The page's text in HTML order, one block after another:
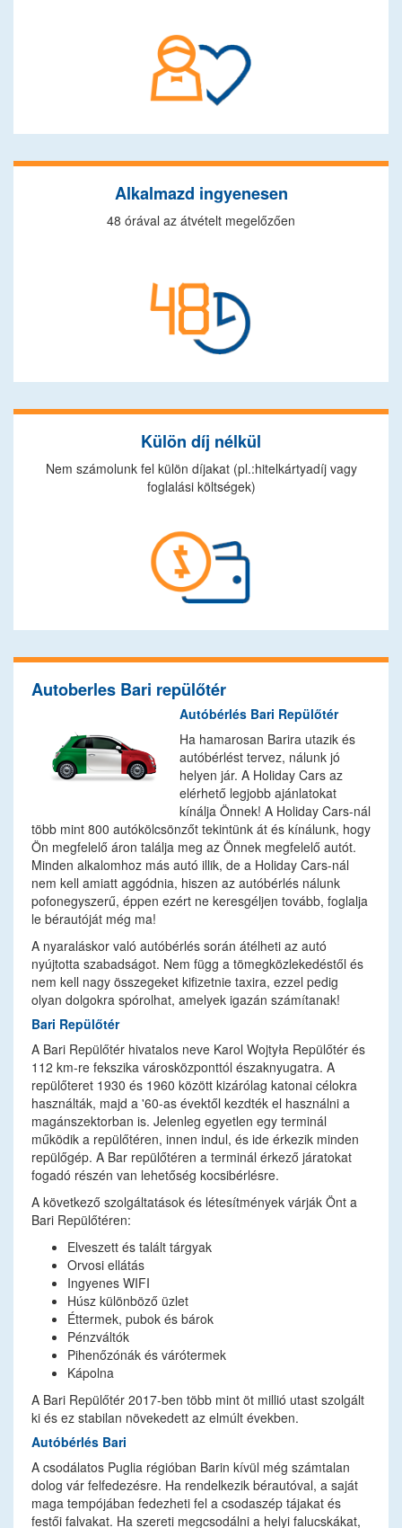
Alkalmazd ingyenesen
48 órával az átvételt megelőzően
Külön díj nélkül
Nem számolunk fel külön díjakat (pl.:hitelkártyadíj vagy
foglalási költségek)
Autoberles Bari repülőtér
Autóbérlés Bari Repülőtér
Ha hamarosan Barira utazik és
autóbérlést tervez, nálunk jó
helyen jár. A Holiday Cars az
elérhető legjobb ajánlatokat
kínálja Önnek! A Holiday Cars-nál
több mint 800 autókölcsönzőt tekintünk át és kínálunk, hogy
Ön megfelelő áron találja meg az Önnek megfelelő autót.
Minden alkalomhoz más autó illik, de a Holiday Cars-nál
nem kell amiatt aggódnia, hiszen az autóbérlés nálunk
pofonegyszerű, éppen ezért ne keresgéljen tovább, foglalja
le bérautóját még ma!
A nyaraláskor való autóbérlés során átélheti az autó
nyújtotta szabadságot. Nem függ a tömegközlekedéstől és
nem kell nagy összegeket kifizetnie taxira, ezzel pedig
olyan dolgokra spórolhat, amelyek igazán számítanak!
Bari Repülőtér
A Bari Repülőtér hivatalos neve Karol Wojtyła Repülőtér és
112 km-re fekszika városközponttól északnyugatra. A
repülőteret 1930 és 1960 között kizárólag katonai célokra
használták, majd a '60-as évektől kezdték el használni a
magánszektorban is. Jelenleg egyetlen egy terminál
működik a repülőtéren, innen indul, és ide érkezik minden
repülőgép. A Bar repülőtéren a terminál érkező járatokat
fogadó részén van lehetőség kocsibérlésre.
A következő szolgáltatások és létesítmények várják Önt a
Bari Repülőtéren:
Elveszett és talált tárgyak
Orvosi ellátás
Ingyenes WIFI
Húsz különböző üzlet
Éttermek, pubok és bárok
Pénzváltók
Pihenőzónák és várótermek
Kápolna
A Bari Repülőtér 2017-ben több mint öt millió utast szolgált
ki és ez stabilan növekedett az elmúlt években.
Autóbérlés Bari
A csodálatos Puglia régióban Barin kívül még számtalan
dolog vár felfedezésre. Ha rendelkezik bérautóval, a saját
maga tempójában fedezheti fel a csodaszép tájakat és
festői falvakat. Ha szereti megcsodálni a helyi falucskákat,